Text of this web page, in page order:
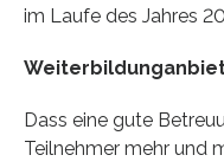
im Laufe des Jahres
Dass eine gute
Teilnehmer mehr und